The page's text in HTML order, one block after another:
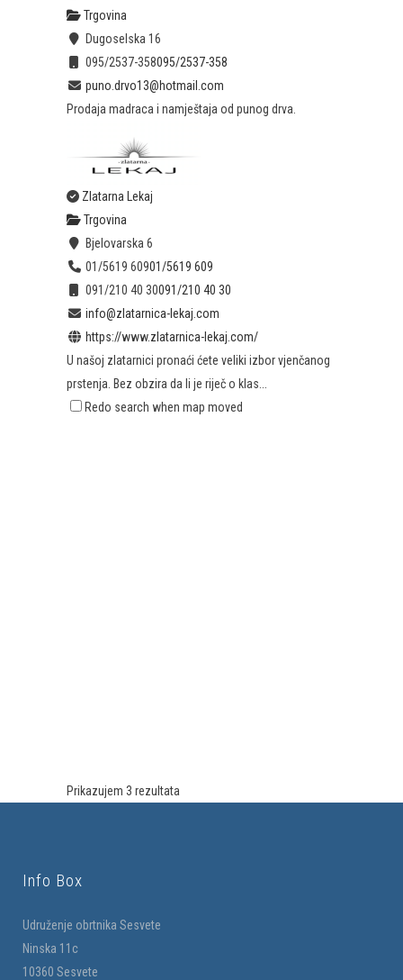
Trgovina
Dugoselska 16
095/2537-358095/2537-358
puno.drvo13@hotmail.com
Prodaja madraca i namještaja od punog drva.
Zlatarna Lekaj
Trgovina
Bjelovarska 6
01/5619 60901/5619 609
091/210 40 30091/210 40 30
info@zlatarnica-lekaj.com
https://www.zlatarnica-lekaj.com/
U našoj zlatarnici pronaći ćete veliki izbor vjenčanog
prstenja. Bez obzira da li je riječ o klas...
Redo search when map moved
Prikazujem 3 rezultata
Info Box
Udruženje obrtnika Sesvete
Ninska 11c
10360 Sesvete